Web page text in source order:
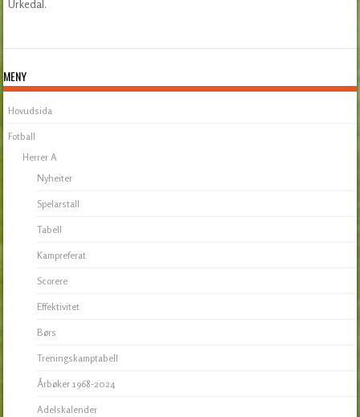
Urkedal.
MENY
Hovudsida
Fotball
Herrer A
Nyheiter
Spelarstall
Tabell
Kampreferat
Scorere
Effektivitet
Børs
Treningskamptabell
Årbøker 1968-2024
Adelskalender